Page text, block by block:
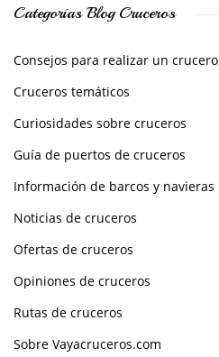
Categorías Blog Cruceros
Consejos para realizar un crucero
Cruceros temáticos
Curiosidades sobre cruceros
Guía de puertos de cruceros
Información de barcos y navieras
Noticias de cruceros
Ofertas de cruceros
Opiniones de cruceros
Rutas de cruceros
Sobre Vayacruceros.com